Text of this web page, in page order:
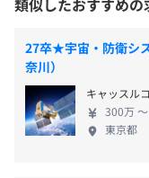
HDD ：2TB
モニタ：24.1インチ
プロジェクトごとに
※品川駅からバスも
・交通費（全額支給
・残業代（1分単位
女性0人/0人
方です。入塾希望
続けています。 自由が丘など10ヶ所に校舎を展開し
ていますが、
てオンライン教室
小学生が学べるオ
て、ICT教育を中
類似したおすすめの
27卒★宇宙・防衛シ
奈川）
キャッスル
300万
東京都